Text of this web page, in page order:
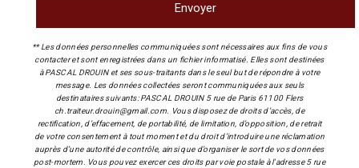
Envoyer
** Les données personnelles communiquées sont nécessaires aux fins de vous
contacter et sont enregistrées dans un fichier informatisé. Elles sont destinées
à PASCAL DROUIN et ses sous-traitants dans le seul but de répondre à votre
message. Les données collectées seront communiquées aux seuls
destinataires suivants: PASCAL DROUIN 5 rue de Paris 61100 Flers
ch.traiteur.drouin@gmail.com. Vous disposez de droits d’accès, de
rectification, d’effacement, de portabilité, de limitation, d’opposition, de retrait
de votre consentement à tout moment et du droit d’introduire une réclamation
auprès d’une autorité de contrôle, ainsi que d’organiser le sort de vos données
post-mortem. Vous pouvez exercer ces droits par voie postale à l'adresse 5 rue